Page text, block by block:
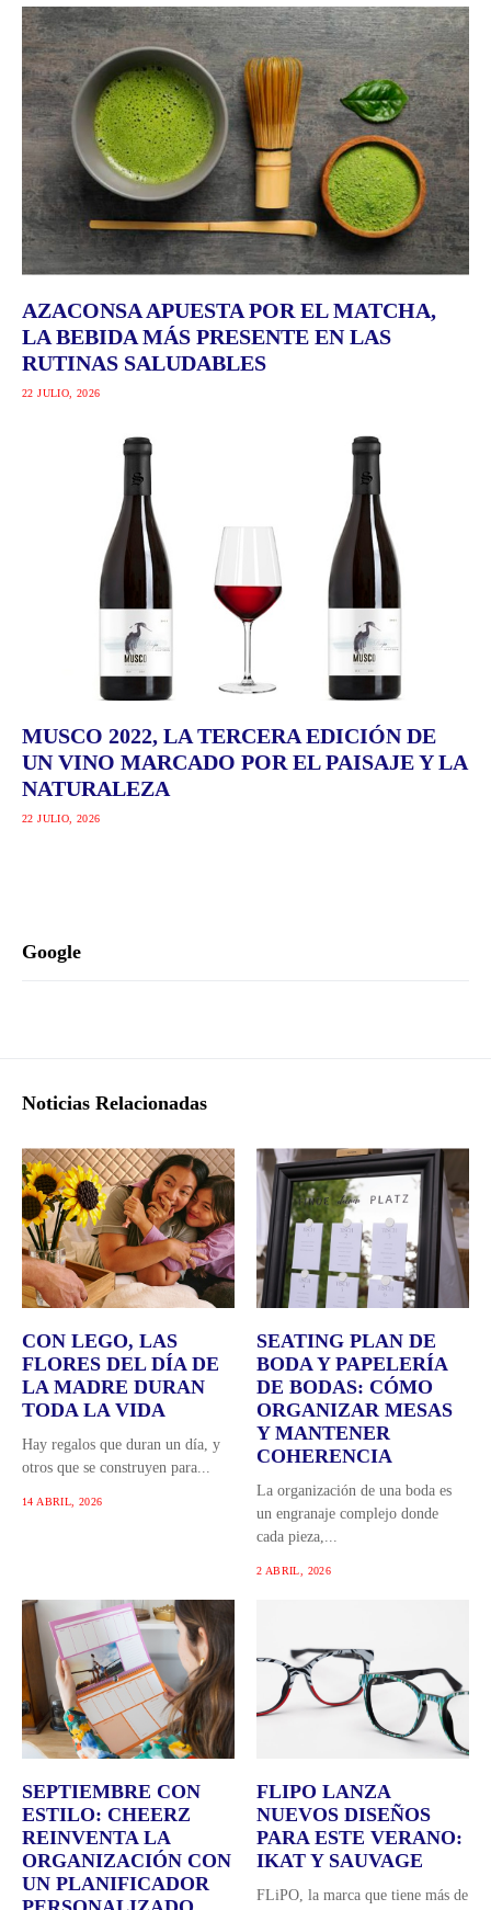
AZACONSA APUESTA POR EL MATCHA,
LA BEBIDA MÁS PRESENTE EN LAS
RUTINAS SALUDABLES
22 JULIO, 2026
MUSCO 2022, LA TERCERA EDICIÓN DE
UN VINO MARCADO POR EL PAISAJE Y LA
NATURALEZA
22 JULIO, 2026
Google
Noticias Relacionadas
CON LEGO, LAS
FLORES DEL DÍA DE
LA MADRE DURAN
TODA LA VIDA
Hay regalos que duran un día, y
otros que se construyen para...
14 ABRIL, 2026
SEATING PLAN DE
BODA Y PAPELERÍA
DE BODAS: CÓMO
ORGANIZAR MESAS
Y MANTENER
COHERENCIA
La organización de una boda es
un engranaje complejo donde
cada pieza,...
2 ABRIL, 2026
SEPTIEMBRE CON
ESTILO: CHEERZ
REINVENTA LA
ORGANIZACIÓN CON
UN PLANIFICADOR
FLIPO LANZA
NUEVOS DISEÑOS
PARA ESTE VERANO:
IKAT Y SAUVAGE
FLiPO, la marca que tiene más de